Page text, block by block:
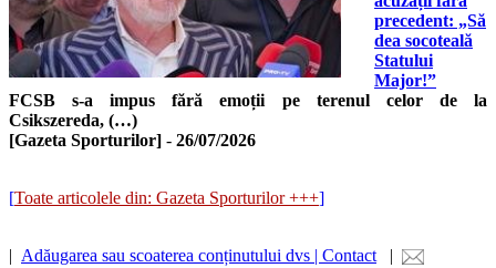
precedent: „Să
dea socoteală
Statului
Major!”
FCSB s-a impus fără emoții pe terenul celor de la
Csikszereda, (…)
[Gazeta Sporturilor] - 26/07/2026
[Toate articolele din: Gazeta Sporturilor +++]
| Adăugarea sau scoaterea conținutului dvs | Contact |